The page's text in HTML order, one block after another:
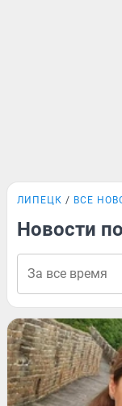
ЛИПЕЦК ВСЕ
Новости